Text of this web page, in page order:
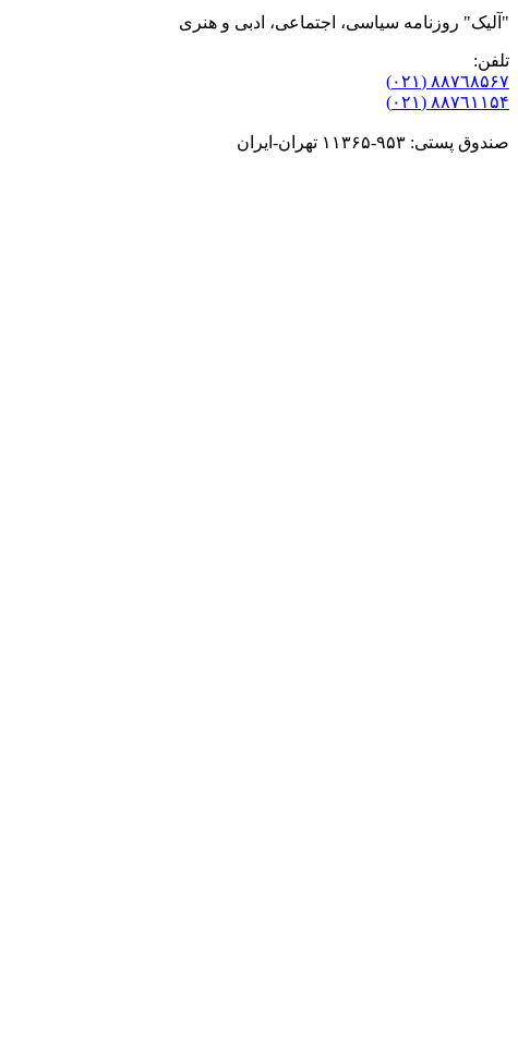
"آلیک" روزنامه سیاسی، اجتماعی، ادبی و هنری
تلفن:
٨۸٧٦٨۵۶۷ (٠٢١)
٨۸٧٦۱۱۵۴ (٠٢١)
صندوق پستی: ۹۵۳-۱۱۳۶۵ تهران-ایران